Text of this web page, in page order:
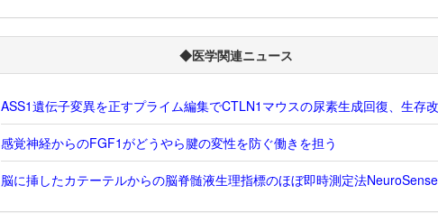
◆医学関連ニュース
ASS1遺伝子変異を正すプライム編集でCTLN1マウスの尿素生成回復、生存
感覚神経からのFGF1がどうやら腱の変性を防ぐ働きを担う
脳に挿したカテーテルからの脳脊髄液生理指標のほぼ即時測定法